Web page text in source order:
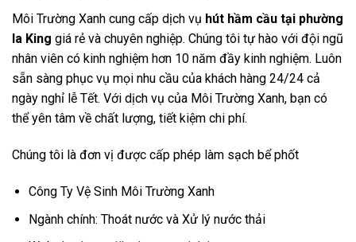
Môi Trường Xanh cung cấp dịch vụ hút hầm cầu tại phường
Ia King giá rẻ và chuyên nghiệp. Chúng tôi tự hào với đội ngũ
nhân viên có kinh nghiệm hơn 10 năm đầy kinh nghiệm. Luôn
sẵn sàng phục vụ mọi nhu cầu của khách hàng 24/24 cả
ngày nghỉ lễ Tết. Với dịch vụ của Môi Trường Xanh, bạn có
thể yên tâm về chất lượng, tiết kiệm chi phí.
Chúng tôi là đơn vị được cấp phép làm sạch bể phốt
Công Ty Vệ Sinh Môi Trường Xanh
Ngành chính: Thoát nước và Xử lý nước thải